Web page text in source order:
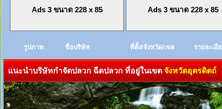
Ads 3 ขนาด 228 x 85 Ads 3 ขนาด 228 x 85
รูปภาพ ชื่อบริษัท ที่ตั้ง/จังหวัด/เขต รายละเอี
แนะนำบริษัทกำจัดปลวก ฉีดปลวก ที่อยู่ในเขต จังหวัดอุตรดิตถ์